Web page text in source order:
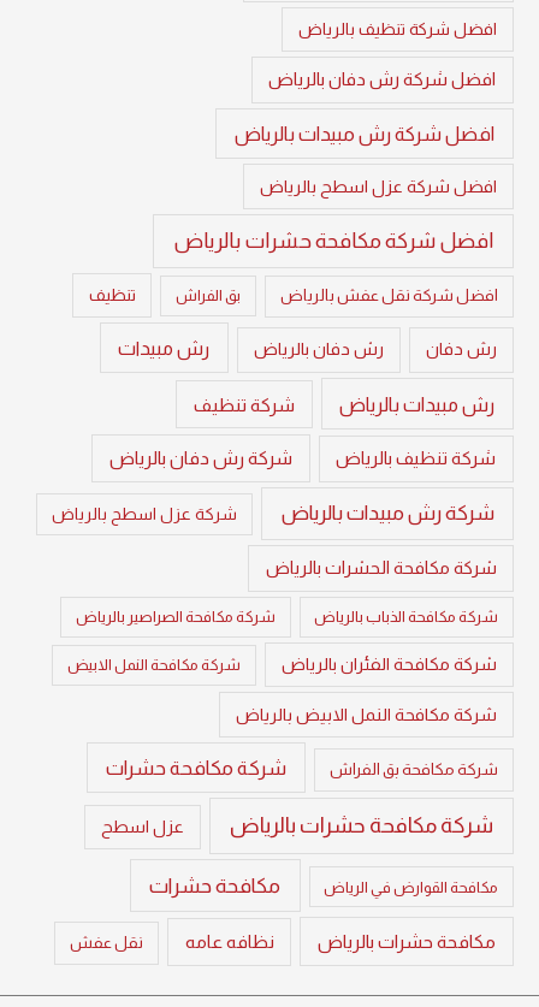
افضل شركة تنظيف بالرياض
افضل شركة رش دفان بالرياض
افضل شركة رش مبيدات بالرياض
افضل شركة عزل اسطح بالرياض
افضل شركة مكافحة حشرات بالرياض
افضل شركة نقل عفش بالرياض بق الفراش تنظيف
رش دفان رش دفان بالرياض رش مبيدات
رش مبيدات بالرياض شركة تنظيف
شركة تنظيف بالرياض شركة رش دفان بالرياض
شركة رش مبيدات بالرياض شركة عزل اسطح بالرياض
شركة مكافحة الحشرات بالرياض
شركة مكافحة الذباب بالرياض شركة مكافحة الصراصير بالرياض
شركة مكافحة الفئران بالرياض شركة مكافحة النمل الابيض
شركة مكافحة النمل الابيض بالرياض
شركة مكافحة بق الفراش شركة مكافحة حشرات
شركة مكافحة حشرات بالرياض عزل اسطح
مكافحة القوارض في الرياض مكافحة حشرات
مكافحة حشرات بالرياض نظافه عامه نقل عفش